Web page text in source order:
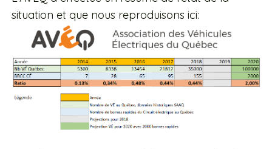
situation et que nous reproduisons ici: